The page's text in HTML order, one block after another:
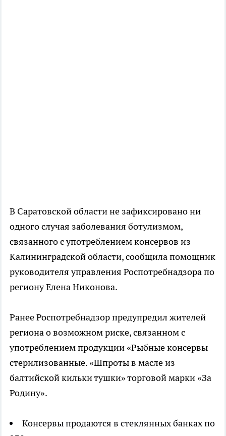
В Саратовской области не зафиксировано ни
одного случая заболевания ботулизмом,
связанного с употреблением консервов из
Калининградской области, сообщила помощник
руководителя управления Роспотребнадзора по
региону Елена Никонова.
Ранее Роспотребнадзор предупредил жителей
региона о возможном риске, связанном с
употреблением продукции «Рыбные консервы
стерилизованные. «Шпроты в масле из
балтийской кильки тушки» торговой марки «За
Родину».
Консервы продаются в стеклянных банках по